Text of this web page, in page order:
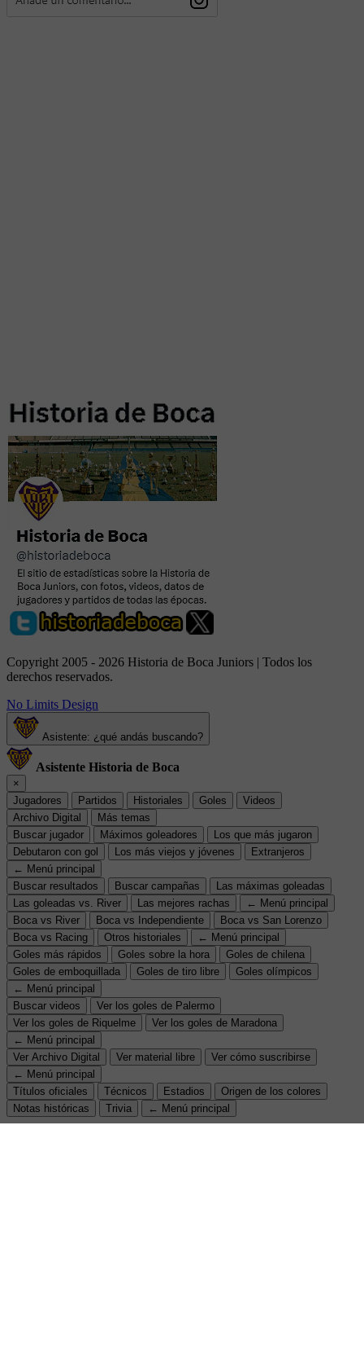
Copyright 2005 - 2026 Historia de Boca Juniors | Todos los
derechos reservados.
No Limits Design
Asistente: ¿qué andás buscando?
Asistente Historia de Boca
×
Jugadores
Partidos Historiales Goles
Videos
Archivo Digital
Más temas
Buscar jugador
Máximos goleadores
Los que más jugaron
Debutaron con gol
Los más viejos y jóvenes
Extranjeros
← Menú principal
Buscar resultados
Buscar campañas
Las máximas goleadas
Las goleadas vs. River
Las mejores rachas
← Menú principal
Boca vs River
Boca vs Independiente
Boca vs San Lorenzo
Boca vs Racing
Otros historiales
← Menú principal
Goles más rápidos
Goles sobre la hora
Goles de chilena
Goles de emboquillada
Goles de tiro libre
Goles olímpicos
← Menú principal
Buscar videos
Ver los goles de Palermo
Ver los goles de Riquelme
Ver los goles de Maradona
← Menú principal
Ver Archivo Digital
Ver material libre
Ver cómo suscribirse
← Menú principal
Títulos oficiales
Técnicos Estadios
Origen de los colores
Notas históricas
Trivia ← Menú principal